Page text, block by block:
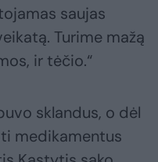
saujas
Turime mažą
ir tėčio.“
sklandus, o dėl
medikamentus